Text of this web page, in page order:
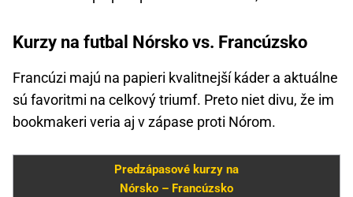
Kurzy na futbal Nórsko vs. Francúzsko
Francúzi majú na papieri kvalitnejší káder a aktuálne
sú favoritmi na celkový triumf. Preto niet divu, že im
bookmakeri veria aj v zápase proti Nórom.
Predzápasové kurzy na
Nórsko – Francúzsko